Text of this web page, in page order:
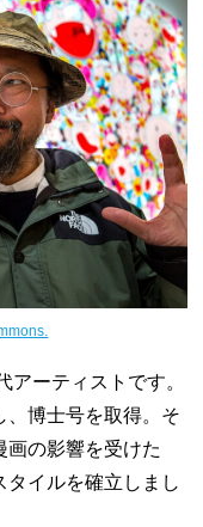
ーティストです。
、博士号を取得。そ
画の影響を受けた
タイルを確立しまし